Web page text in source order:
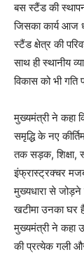
बस स्टैंड की
जिसका कार्य आज
स्टैंड क्षेत्र की
साथ ही स्थानीय
विकास को भी गति
मुख्यमंत्री ने कहा
समृद्धि के नए
तक सड़क, शिक्षा,
इंफ्रास्ट्रक्चर
मुख्यधारा से
खटीमा उनका घर
मुख्यमंत्री ने कहा
की प्रत्येक गली